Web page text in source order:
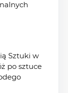
Sztuki w
po sztuce